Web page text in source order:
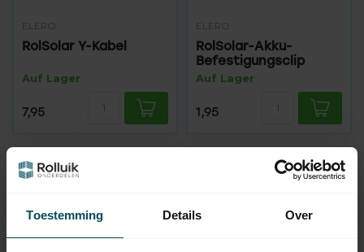
Toestemming Details Over
ELERO
RolSolar Y-Kabel
Auf Lager
7,95
ELERO
RolSolar-Akku-
Befestigungsclip
Auf Lager
1,95